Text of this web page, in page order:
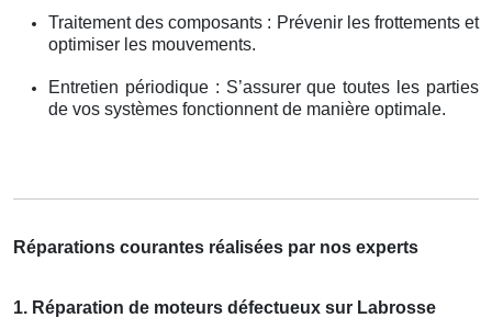
Traitement des composants : Prévenir les frottements et
optimiser les mouvements.
Entretien périodique : S’assurer que toutes les parties
de vos systèmes fonctionnent de manière optimale.
Réparations courantes réalisées par nos experts
1. Réparation de moteurs défectueux sur Labrosse